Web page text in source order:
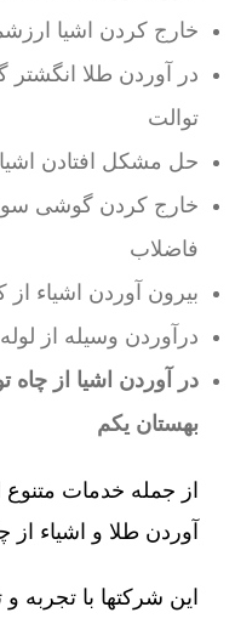
خارج کردن اشیا
در آوردن طلا انگشتر
توالت
حل مشکل افتادن
خارج کردن گوشی
فاضلاب
بیرون آوردن اشیاء
درآوردن وسیله از
در آوردن اشیا از چاه
بهستان یکم
از جمله خدمات
آوردن طلا و اشیاء
این شرکتها با تجربه